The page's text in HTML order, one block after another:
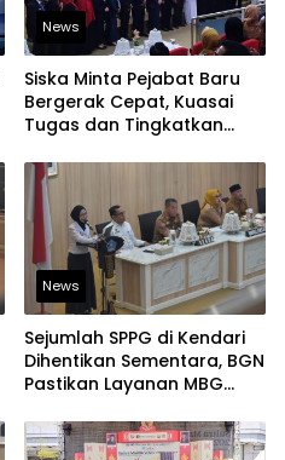
News
Siska Minta Pejabat Baru
Bergerak Cepat, Kuasai
Tugas dan Tingkatkan
News
Sejumlah SPPG di Kendari
Dihentikan Sementara, BGN
Pastikan Layanan MBG